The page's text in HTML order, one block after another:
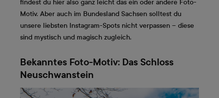
findest du hier also ganz leicht das ein oder andere Foto-
Motiv. Aber auch im Bundesland Sachsen solltest du
unsere liebsten Instagram-Spots nicht verpassen – diese
sind mystisch und magisch zugleich.
Bekanntes Foto-Motiv: Das Schloss
Neuschwanstein